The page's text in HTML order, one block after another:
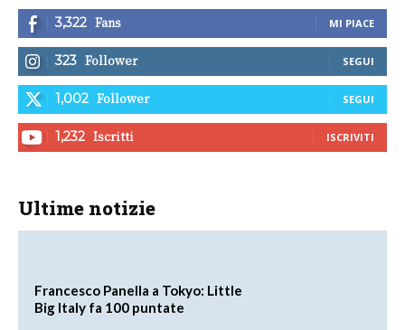
3,322 Fans MI PIACE
323 Follower SEGUI
1,002 Follower SEGUI
1,232 Iscritti ISCRIVITI
Ultime notizie
Francesco Panella a Tokyo: Little
Big Italy fa 100 puntate